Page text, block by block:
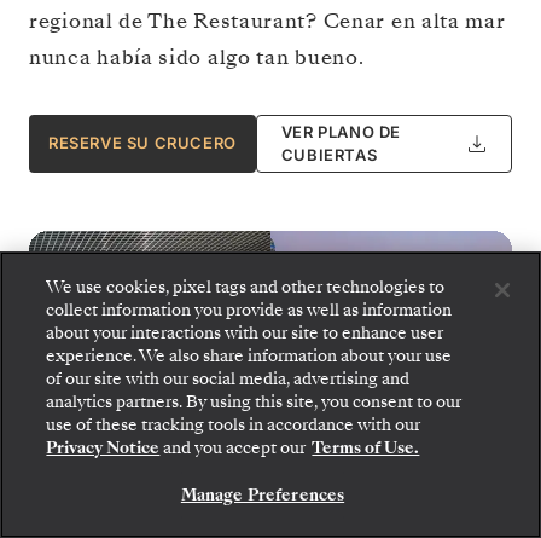
regional de The Restaurant? Cenar en alta mar
nunca había sido algo tan bueno.
RESERVE SU CRUCERO
VER PLANO DE
CUBIERTAS
Suba a bordo: elija su suite y revise las tarifas y los
servicios incluidos antes de confirmar de forma
segura su viaje con Silversea.
RESERVE SU SUITE
We use cookies, pixel tags and other technologies to
collect information you provide as well as information
about your interactions with our site to enhance user
experience. We also share information about your use
of our site with our social media, advertising and
analytics partners. By using this site, you consent to our
use of these tracking tools in accordance with our
Privacy Notice and you accept our Terms of Use.
Manage Preferences